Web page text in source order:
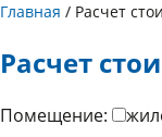
Главная / Расчет
Расчет
Помещение: